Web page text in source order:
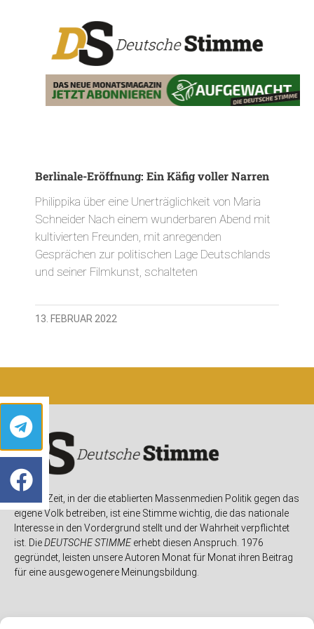
Berlinale-Eröffnung: Ein Käfig voller Narren
Philippika über eine Unerträglichkeit von Maria
Schneider Nach einem wunderbaren Abend mit
kultivierten Freunden, mit anregenden
Gesprächen zur politischen Lage Deutschlands
und seiner Filmkunst, schalteten
13. FEBRUAR 2022
In einer Zeit, in der die etablierten Massenmedien Politik gegen das
eigene Volk betreiben, ist eine Stimme wichtig, die das nationale
Interesse in den Vordergrund stellt und der Wahrheit verpflichtet
ist. DieDEUTSCHE STIMMEerhebt diesen Anspruch. 1976
gegründet, leisten unsere Autoren Monat für Monat ihren Beitrag
für eine ausgewogenere Meinungsbildung.